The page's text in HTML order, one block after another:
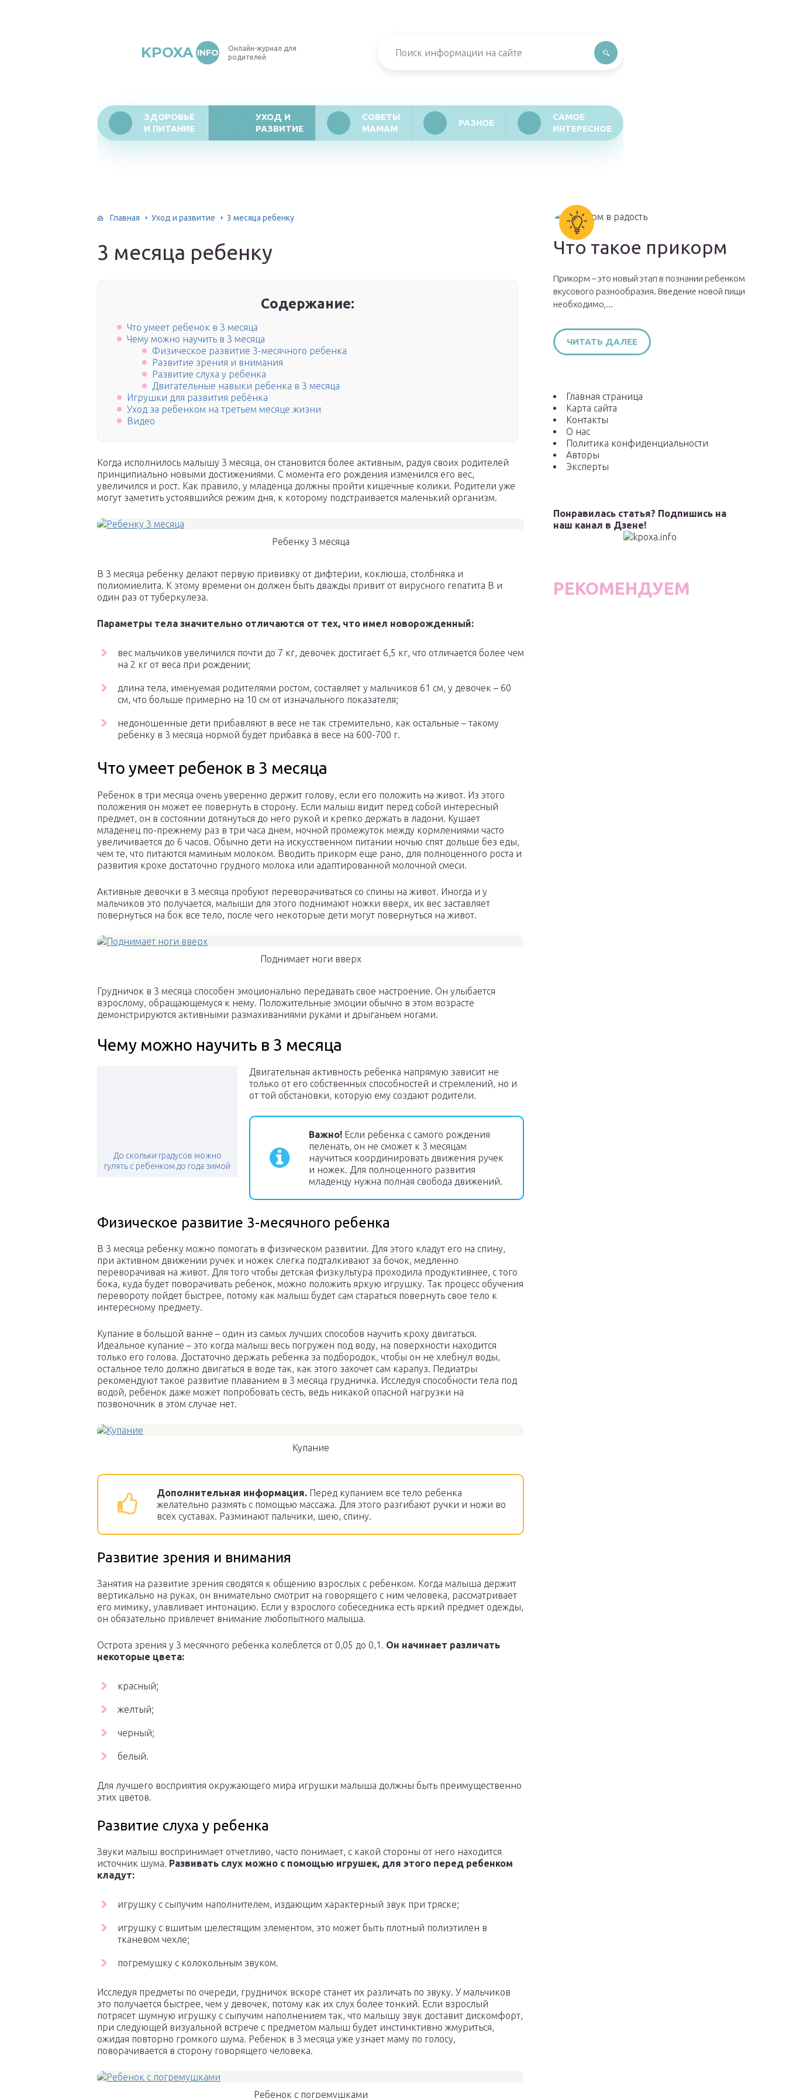
KPOXA INFO
Онлайн-журнал для
родителей
ЗДОРОВЬЕ
И ПИТАНИЕ
УХОД И
РАЗВИТИЕ
СОВЕТЫ
МАМАМ
РАЗНОЕ
САМОЕ
ИНТЕРЕСНОЕ
Главная Уход и развитие 3 месяца ребенку
3 месяца ребенку
Содержание:
Что умеет ребенок в 3 месяца
Чему можно научить в 3 месяца
Физическое развитие 3-месячного ребенка
Развитие зрения и внимания
Развитие слуха у ребенка
Двигательные навыки ребенка в 3 месяца
Игрушки для развития ребёнка
Уход за ребенком на третьем месяце жизни
Видео
Когда исполнилось малышу 3 месяца, он становится более активным, радуя своих родителей
принципиально новыми достижениями. С момента его рождения изменился его вес,
увеличился и рост. Как правило, у младенца должны пройти кишечные колики. Родители уже
могут заметить устоявшийся режим дня, к которому подстраивается маленький организм.
Ребенку 3 месяца
В 3 месяца ребенку делают первую прививку от дифтерии, коклюша, столбняка и
полиомиелита. К этому времени он должен быть дважды привит от вирусного гепатита B и
один раз от туберкулеза.
Параметры тела значительно отличаются от тех, что имел новорожденный:
вес мальчиков увеличился почти до 7 кг, девочек достигает 6,5 кг, что отличается более чем
на 2 кг от веса при рождении;
длина тела, именуемая родителями ростом, составляет у мальчиков 61 см, у девочек – 60
см, что больше примерно на 10 см от изначального показателя;
недоношенные дети прибавляют в весе не так стремительно, как остальные – такому
ребенку в 3 месяца нормой будет прибавка в весе на 600-700 г.
Что умеет ребенок в 3 месяца
Ребенок в три месяца очень уверенно держит голову, если его положить на живот. Из этого
положения он может ее повернуть в сторону. Если малыш видит перед собой интересный
предмет, он в состоянии дотянуться до него рукой и крепко держать в ладони. Кушает
младенец по-прежнему раз в три часа днем, ночной промежуток между кормлениями часто
увеличивается до 6 часов. Обычно дети на искусственном питании ночью спят дольше без еды,
чем те, что питаются маминым молоком. Вводить прикорм еще рано, для полноценного роста и
развития крохе достаточно грудного молока или адаптированной молочной смеси.
Активные девочки в 3 месяца пробуют переворачиваться со спины на живот. Иногда и у
мальчиков это получается, малыши для этого поднимают ножки вверх, их вес заставляет
повернуться на бок все тело, после чего некоторые дети могут повернуться на живот.
Поднимает ноги вверх
Грудничок в 3 месяца способен эмоционально передавать свое настроение. Он улыбается
взрослому, обращающемуся к нему. Положительные эмоции обычно в этом возрасте
демонстрируются активными размахиваниями руками и дрыганьем ногами.
Чему можно научить в 3 месяца
До скольки градусов можно
гулять с ребенком до года зимой
Двигательная активность ребенка напрямую зависит не
только от его собственных способностей и стремлений, но и
от той обстановки, которую ему создают родители.
Важно! Если ребенка с самого рождения
пеленать, он не сможет к 3 месяцам
научиться координировать движения ручек
и ножек. Для полноценного развития
младенцу нужна полная свобода движений.
Физическое развитие 3-месячного ребенка
В 3 месяца ребенку можно помогать в физическом развитии. Для этого кладут его на спину,
при активном движении ручек и ножек слегка подталкивают за бочок, медленно
переворачивая на живот. Для того чтобы детская физкультура проходила продуктивнее, с того
бока, куда будет поворачивать ребенок, можно положить яркую игрушку. Так процесс обучения
перевороту пойдет быстрее, потому как малыш будет сам стараться повернуть свое тело к
интересному предмету.
Купание в большой ванне – один из самых лучших способов научить кроху двигаться.
Идеальное купание – это когда малыш весь погружен под воду, на поверхности находится
только его голова. Достаточно держать ребенка за подбородок, чтобы он не хлебнул воды,
остальное тело должно двигаться в воде так, как этого захочет сам карапуз. Педиатры
рекомендуют такое развитие плаванием в 3 месяца грудничка. Исследуя способности тела под
водой, ребенок даже может попробовать сесть, ведь никакой опасной нагрузки на
позвоночник в этом случае нет.
Купание
Дополнительная информация. Перед купанием все тело ребенка
желательно размять с помощью массажа. Для этого разгибают ручки и ножи во
всех суставах. Разминают пальчики, шею, спину.
Развитие зрения и внимания
Занятия на развитие зрения сводятся к общению взрослых с ребенком. Когда малыша держит
вертикально на руках, он внимательно смотрит на говорящего с ним человека, рассматривает
его мимику, улавливает интонацию. Если у взрослого собеседника есть яркий предмет одежды,
он обязательно привлечет внимание любопытного малыша.
Острота зрения у 3 месячного ребенка колеблется от 0,05 до 0,1. Он начинает различать
некоторые цвета:
красный;
желтый;
черный;
белый.
Для лучшего восприятия окружающего мира игрушки малыша должны быть преимущественно
этих цветов.
Развитие слуха у ребенка
Звуки малыш воспринимает отчетливо, часто понимает, с какой стороны от него находится
источник шума. Развивать слух можно с помощью игрушек, для этого перед ребенком
кладут:
игрушку с сыпучим наполнителем, издающим характерный звук при тряске;
игрушку с вшитым шелестящим элементом, это может быть плотный полиэтилен в
тканевом чехле;
погремушку с колокольным звуком.
Исследуя предметы по очереди, грудничок вскоре станет их различать по звуку. У мальчиков
это получается быстрее, чем у девочек, потому как их слух более тонкий. Если взрослый
потрясет шумную игрушку с сыпучим наполнением так, что малышу звук доставит дискомфорт,
при следующей визуальной встрече с предметом малыш будет инстинктивно жмуриться,
ожидая повторно громкого шума. Ребенок в 3 месяца уже узнает маму по голосу,
поворачивается в сторону говорящего человека.
Ребенок с погремушками
Что такое прикорм
Прикорм – это новый этап в познании ребенком
вкусового разнообразия. Введение новой пищи
необходимо,...
ЧИТАТЬ ДАЛЕЕ
Главная страница
Карта сайта
Контакты
О нас
Политика конфиденциальности
Авторы
Эксперты
Понравилась статья? Подпишись на
наш канал в Дзене!
РЕКОМЕНДУЕМ